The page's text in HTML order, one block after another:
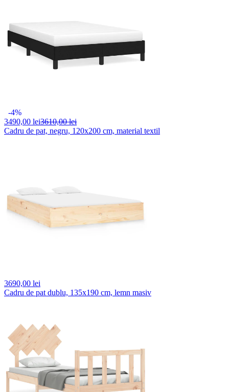
-4%
3490,00 lei3610,00 lei
Cadru de pat, negru, 120x200 cm, material textil
3690,00 lei
Cadru de pat dublu, 135x190 cm, lemn masiv